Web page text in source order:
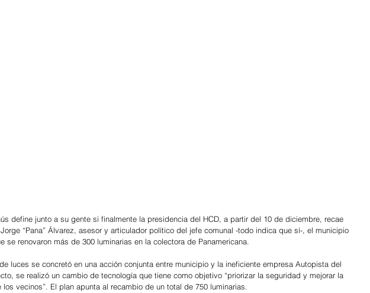
define junto a su gente si finalmente la presidencia del HCD, a partir del 10 de diciembre, recae
“Pana” Álvarez, asesor y articulador político del jefe comunal -todo indica que sí-, el municipio
se renovaron más de 300 luminarias en la colectora de Panamericana.
luces se concretó en una acción conjunta entre municipio y la ineficiente empresa Autopista del
se realizó un cambio de tecnología que tiene como objetivo “priorizar la seguridad y mejorar la
vecinos”. El plan apunta al recambio de un total de 750 luminarias.